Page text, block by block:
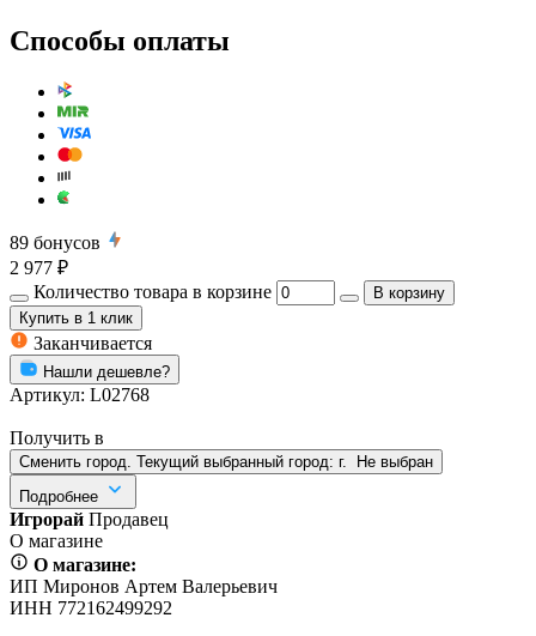
Способы оплаты
89 бонусов
2 977 ₽
Количество товара в корзине
В корзину
Купить в 1 клик
Заканчивается
Нашли дешевле?
Артикул: L02768
Получить в
Сменить город. Текущий выбранный город: г.
Не выбран
Подробнее
Игрорай Продавец
О магазине
О магазине:
ИП Миронов Артем Валерьевич
ИНН 772162499292